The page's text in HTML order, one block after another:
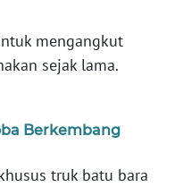
mengangkut
sejak lama.
Berkembang
truk batu bara